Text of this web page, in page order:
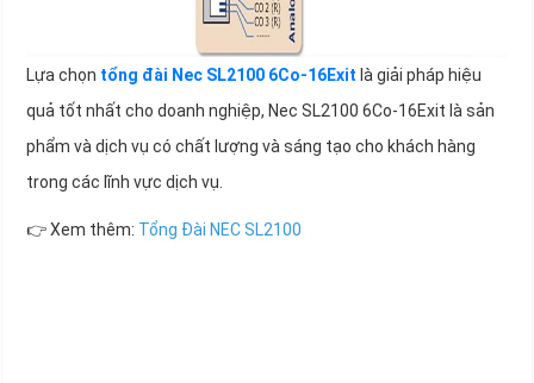
Lựa chọn tổng đài Nec SL2100 6Co-16Exit là giải pháp hiệu
quả tốt nhất cho doanh nghiệp, Nec SL2100 6Co-16Exit là sản
phẩm và dịch vụ có chất lượng và sáng tạo cho khách hàng
trong các lĩnh vực dịch vụ.
👉 Xem thêm: Tổng Đài NEC SL2100